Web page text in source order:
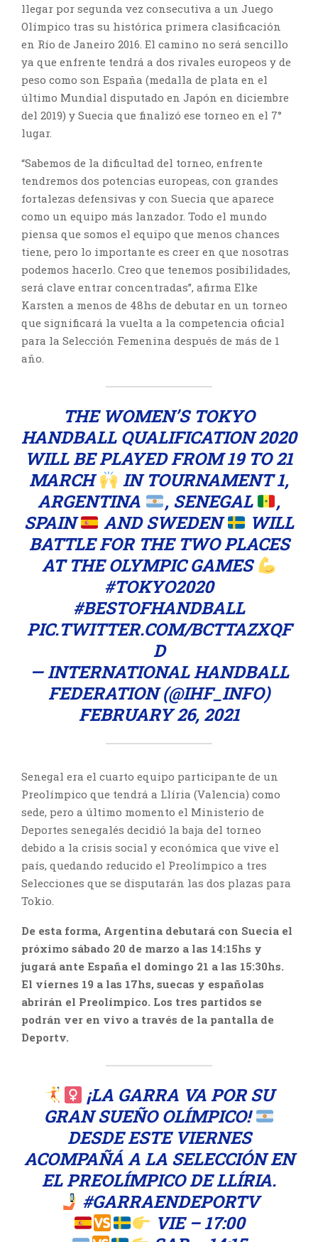
llegar por segunda vez consecutiva a un Juego
Olímpico tras su histórica primera clasificación
en Río de Janeiro 2016. El camino no será sencillo
ya que enfrente tendrá a dos rivales europeos y de
peso como son España (medalla de plata en el
último Mundial disputado en Japón en diciembre
del 2019) y Suecia que finalizó ese torneo en el 7°
lugar.
“Sabemos de la dificultad del torneo, enfrente
tendremos dos potencias europeas, con grandes
fortalezas defensivas y con Suecia que aparece
como un equipo más lanzador. Todo el mundo
piensa que somos el equipo que menos chances
tiene, pero lo importante es creer en que nosotras
podemos hacerlo. Creo que tenemos posibilidades,
será clave entrar concentradas”, afirma Elke
Karsten a menos de 48hs de debutar en un torneo
que significará la vuelta a la competencia oficial
para la Selección Femenina después de más de 1
año.
THE WOMEN’S TOKYO
HANDBALL QUALIFICATION 2020
WILL BE PLAYED FROM 19 TO 21
MARCH
IN TOURNAMENT 1,
ARGENTINA
, SENEGAL
,
SPAIN
AND SWEDEN
WILL
BATTLE FOR THE TWO PLACES
AT THE OLYMPIC GAMES
#TOKYO2020
#BESTOFHANDBALL
PIC.TWITTER.COM/BCTTAZXQF
D
— INTERNATIONAL HANDBALL
FEDERATION (@IHF_INFO)
FEBRUARY 26, 2021
Senegal era el cuarto equipo participante de un
Preolímpico que tendrá a Llíria (Valencia) como
sede, pero a último momento el Ministerio de
Deportes senegalés decidió la baja del torneo
debido a la crisis social y económica que vive el
país, quedando reducido el Preolímpico a tres
Selecciones que se disputarán las dos plazas para
Tokio.
De esta forma, Argentina debutará con Suecia el
próximo sábado 20 de marzo a las 14:15hs y
jugará ante España el domingo 21 a las 15:30hs.
El viernes 19 a las 17hs, suecas y españolas
abrirán el Preolímpico. Los tres partidos se
podrán ver en vivo a través de la pantalla de
Deportv.
‍ ¡LA GARRA VA POR SU
GRAN SUEÑO OLÍMPICO!
DESDE ESTE VIERNES
ACOMPAÑÁ A LA SELECCIÓN EN
EL PREOLÍMPICO DE LLÍRIA.
#GARRAENDEPORTV
VIE – 17:00